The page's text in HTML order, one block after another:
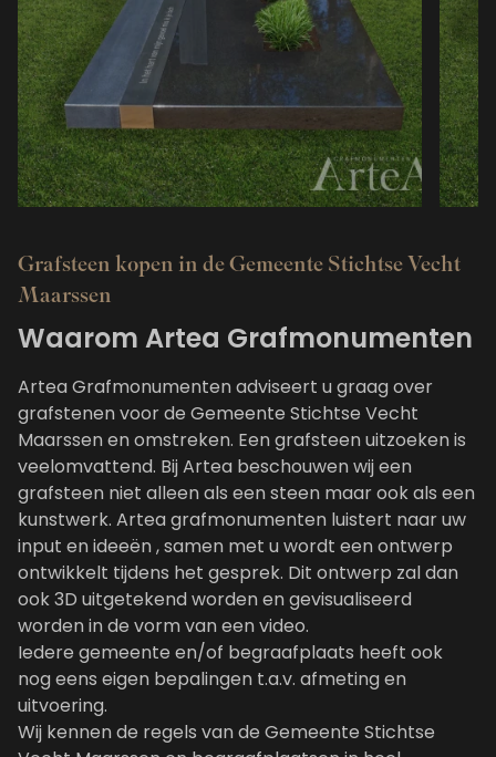
Grafsteen kopen in de Gemeente Stichtse Vecht
Maarssen
Waarom Artea Grafmonumenten
Artea Grafmonumenten adviseert u graag over
grafstenen voor de Gemeente Stichtse Vecht
Maarssen en omstreken. Een grafsteen uitzoeken is
veelomvattend. Bij Artea beschouwen wij een
grafsteen niet alleen als een steen maar ook als een
kunstwerk. Artea grafmonumenten luistert naar uw
input en ideeën , samen met u wordt een ontwerp
ontwikkelt tijdens het gesprek. Dit ontwerp zal dan
ook 3D uitgetekend worden en gevisualiseerd
worden in de vorm van een video.
Iedere gemeente en/of begraafplaats heeft ook
nog eens eigen bepalingen t.a.v. afmeting en
uitvoering.
Wij kennen de regels van de Gemeente Stichtse